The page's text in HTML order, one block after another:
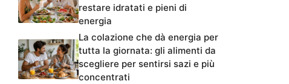
restare idratati e pieni di
energia
La colazione che dà energia per
tutta la giornata: gli alimenti da
scegliere per sentirsi sazi e più
concentrati